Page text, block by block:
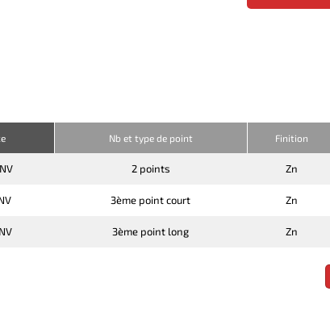
Nb et type de point Finition
2 points Zn
3ème point court Zn
3ème point long Zn